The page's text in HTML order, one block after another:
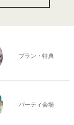
プラン・特典
パーティ会場